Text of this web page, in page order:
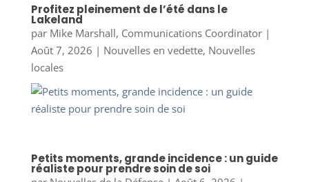
Profitez pleinement de l’été dans le
Lakeland
par Mike Marshall, Communications Coordinator|
Août 7, 2026 | Nouvelles en vedette, Nouvelles
locales
Petits moments, grande incidence : un guide
réaliste pour prendre soin de soi